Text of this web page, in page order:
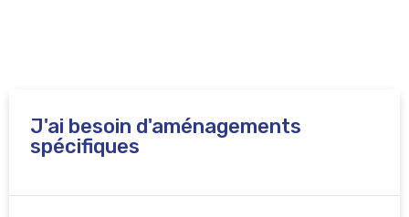
J'ai besoin d'aménagements
spécifiques